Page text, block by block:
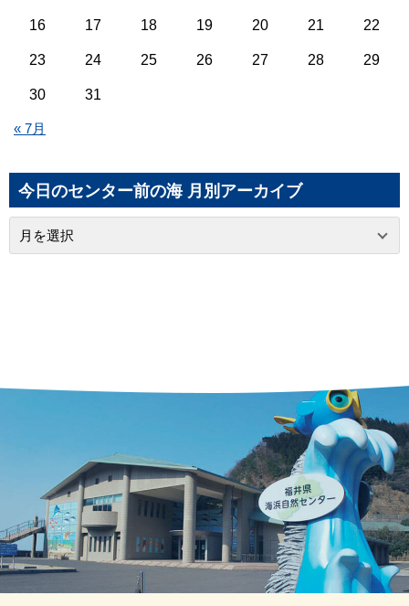
« 7月
16 17 18 19 20 21 22
23 24 25 26 27 28 29
30 31
今日のセンター前の海 月別アーカイブ